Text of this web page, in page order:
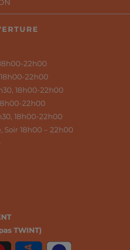
18h00-22h00
18h00-22h00
18h00-22h00
22h00
18h00-22h00
Soir 18h00 – 22h00
TWINT)